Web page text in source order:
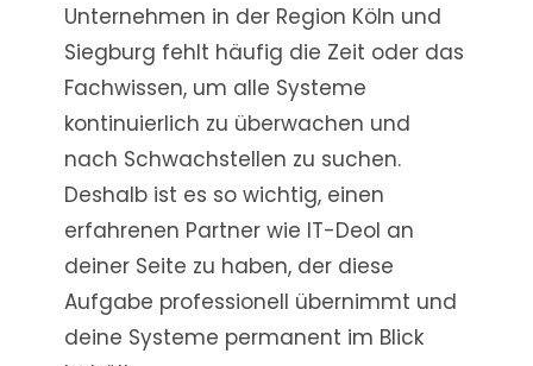
Unternehmen in der Region Köln und
Siegburg fehlt häufig die Zeit oder das
Fachwissen, um alle Systeme
kontinuierlich zu überwachen und
nach Schwachstellen zu suchen.
Deshalb ist es so wichtig, einen
erfahrenen Partner wie IT-Deol an
deiner Seite zu haben, der diese
Aufgabe professionell übernimmt und
deine Systeme permanent im Blick